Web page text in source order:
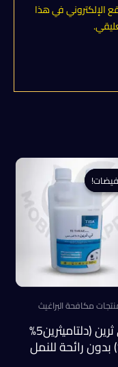
الإلكتروني في هذا
مكافحة البراغيث
تي ثرين (دلتاميثرين5%
SC) بدون رائحة للنمل